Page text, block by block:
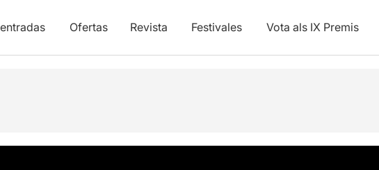
Ofertas Revista Festivales Vota als IX Premis
Fotos y vídeos Opiniones Artículos